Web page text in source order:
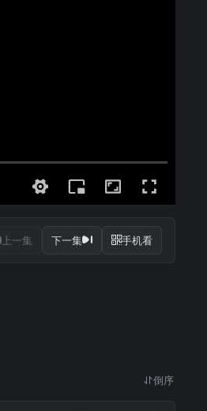
上一集 下一集 手机看
倒序